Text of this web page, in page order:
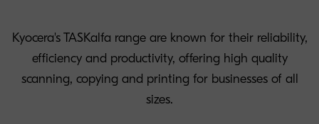
Kyocera's TASKalfa range are known for their reliability,
efficiency and productivity, offering high quality
scanning, copying and printing for businesses of all
sizes.